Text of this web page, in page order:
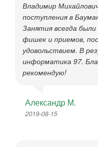
Владимир
поступления в
Занятия всегда
фишек и приемов,
удовольствием. В
информатика 97.
рекомендую!
Александр М.
2019-08-15